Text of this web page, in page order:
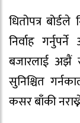
धितोपत्र
निर्वाह
बजारलाई अझैं
सुनिश्चित
कसर बाँकी